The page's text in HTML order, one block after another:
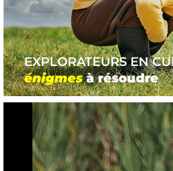
EXPLORATEURS EN
énigmesà résoudre